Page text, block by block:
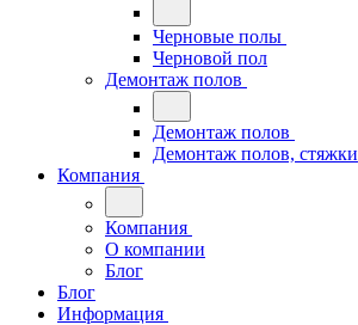
Черновые полы
Черновой пол
Демонтаж полов
Демонтаж полов
Демонтаж полов, стяжки
Компания
Компания
О компании
Блог
Блог
Информация